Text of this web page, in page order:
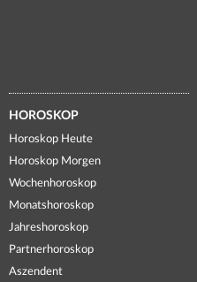
HOROSKOP
Horoskop Heute
Horoskop Morgen
Wochenhoroskop
Monatshoroskop
Jahreshoroskop
Partnerhoroskop
Aszendent